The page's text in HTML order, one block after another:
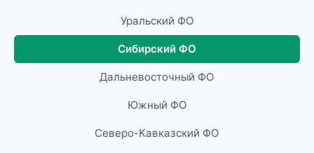
Уральский ФО
Сибирский ФО
Дальневосточный ФО
Южный ФО
Северо-Кавказский ФО